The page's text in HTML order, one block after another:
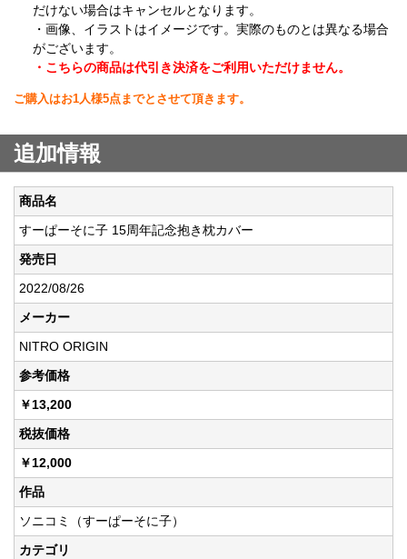
だけない場合はキャンセルとなります。
・画像、イラストはイメージです。実際のものとは異なる場合
がございます。
・こちらの商品は代引き決済をご利用いただけません。
ご購入はお1人様5点までとさせて頂きます。
追加情報
商品名
すーぱーそに子 15周年記念抱き枕カバー
発売日
2022/08/26
メーカー
NITRO ORIGIN
参考価格
￥13,200
税抜価格
￥12,000
作品
ソニコミ（すーぱーそに子）
カテゴリ